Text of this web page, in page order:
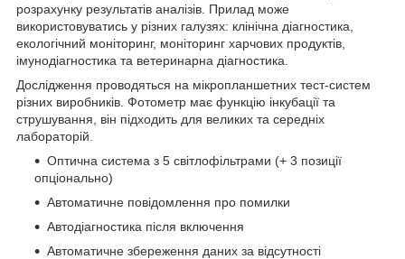
розрахунку результатів аналізів. Прилад може
використовуватись у різних галузях: клінічна діагностика,
екологічний моніторинг, моніторинг харчових продуктів,
імунодіагностика та ветеринарна діагностика.
Дослідження проводяться на мікропланшетних тест-систем
різних виробників. Фотометр має функцію інкубації та
струшування, він підходить для великих та середніх
лабораторій.
Оптична система з 5 світлофільтрами (+ 3 позиції
опціонально)
Автоматичне повідомлення про помилки
Автодіагностика після включення
Автоматичне збереження даних за відсутності